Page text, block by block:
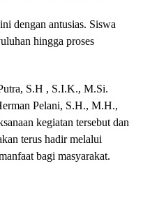
dengan antusias. Siswa
hingga proses
S.H , S.I.K., M.Si.
Pelani, S.H., M.H.,
kegiatan tersebut dan
terus hadir melalui
bagi masyarakat.